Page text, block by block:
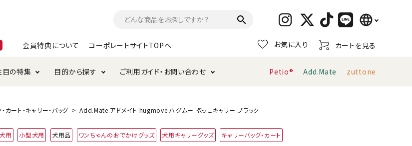
search language
日本語
English
会員特典について コーポレートサイトTOPへ お気に入り カートを見る
お手入れ・ケア用品 トイレタリー・消臭剤
マット サークル・ケージ キャリーバッグ
品 トイレタリー・消臭剤 猫砂
・タワー キャリーバッグ おもちゃ
極上
目の特集
けりぐるみ特集 ペティオ公式アプリ
目的から探す
フリー
ご利用ガイド・お問い合わせ
て ご注文方法について お支払い方法・配送について
プ利用規約
Petio® Add.Mate zuttone
・カート・キャリー・バッグ Add.Mate アドメイト hugmove ハグムー 抱っこキャリー ブラック
用 小型犬用 犬用品 ワンちゃんのおでかけグッズ 犬用キャリーグッズ キャリーバッグ・カート